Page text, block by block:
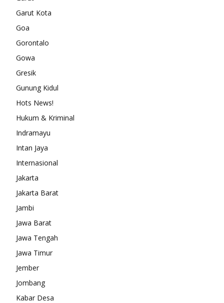
Garut Kota
Goa
Gorontalo
Gowa
Gresik
Gunung Kidul
Hots News!
Hukum & Kriminal
Indramayu
Intan Jaya
Internasional
Jakarta
Jakarta Barat
Jambi
Jawa Barat
Jawa Tengah
Jawa Timur
Jember
Jombang
Kabar Desa